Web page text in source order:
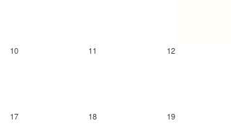
10 11 12
17 18 19